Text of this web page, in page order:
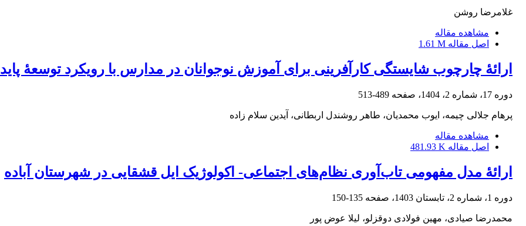
غلامرضا روشن
مشاهده مقاله
اصل مقاله 1.61 M
ارائۀ چارچوب شایستگی کارآفرینی برای آموزش نوجوانان در مدارس با رویکرد توسعۀ
دوره 17، شماره 2، 1404، صفحه 489-513
پرهام جلالی چیمه، ایوب محمدیان، طاهر روشندل اربطانی، آیدین سلام زاده
مشاهده مقاله
اصل مقاله 481.93 K
ارائۀ مدل مفهومی تاب‌آوری نظام‌های اجتماعی- اکولوژیک ایل قشقایی در شهرستان آباده
دوره 1، شماره 2، تابستان 1403، صفحه 135-150
محمدرضا صیادی، مهین فولادی دوقزلو، لیلا عوض پور